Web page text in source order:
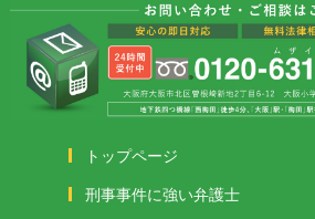
トップページ
刑事事件に強い弁護士